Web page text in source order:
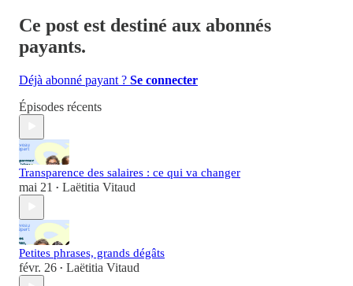
Ce post est destiné aux abonnés
payants.
Déjà abonné payant ? Se connecter
Épisodes récents
Transparence des salaires : ce qui va changer
mai 21 • Laëtitia Vitaud
Petites phrases, grands dégâts
févr. 26 • Laëtitia Vitaud